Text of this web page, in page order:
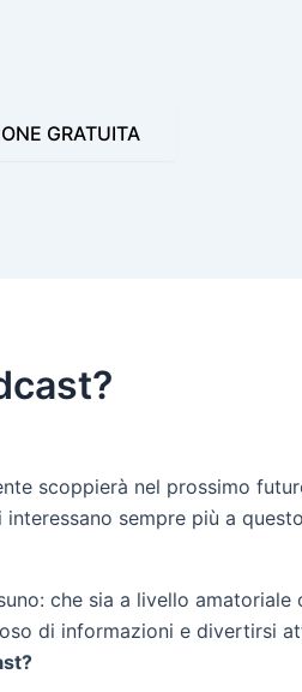
GRATUITA
scoppierà nel prossimo
sempre più a
che sia a livello
di informazioni e divertirsi